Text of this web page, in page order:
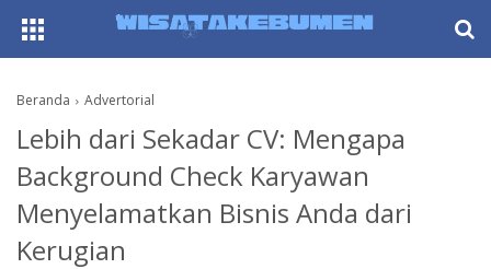
Beranda Advertorial
Lebih dari Sekadar CV: Mengapa
Background Check Karyawan
Menyelamatkan Bisnis Anda dari
Kerugian